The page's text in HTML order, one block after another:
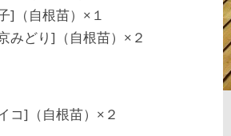
]（自根苗）×１
みどり]（自根苗）×２
コ]（自根苗）×２